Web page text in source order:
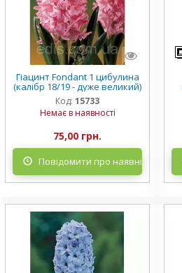
Гіацинт Fondant 1 цибулина
(калібр 18/19 - дуже великий)
Код: 15733
Немає в наявності
75,00 грн.
Повідомити про наявність